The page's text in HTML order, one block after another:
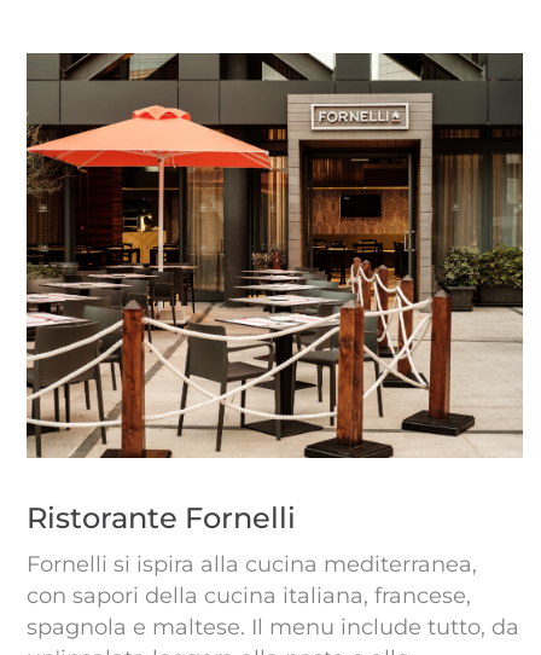
Ristorante Fornelli
Fornelli si ispira alla cucina mediterranea,
con sapori della cucina italiana, francese,
spagnola e maltese. Il menu include tutto, da